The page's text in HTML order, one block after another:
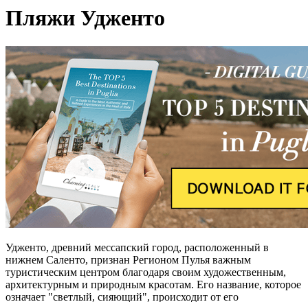
Пляжи Удженто
Удженто, древний мессапский город, расположенный в
нижнем Саленто, признан Регионом Пулья важным
туристическим центром благодаря своим художественным,
архитектурным и природным красотам. Его название, которое
означает "светлый, сияющий", происходит от его